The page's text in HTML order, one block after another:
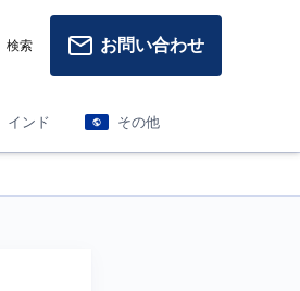
検索 お問い合わせ
インド その他